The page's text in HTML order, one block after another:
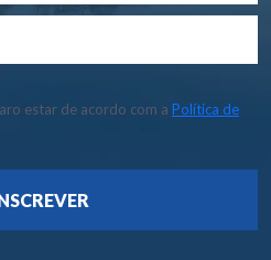
estar de acordo com a Política de